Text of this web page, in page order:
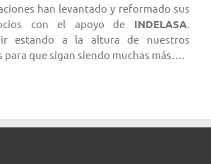
han levantado y reformado sus
con el apoyo de INDELASA
estando a la altura de nuestros
que sigan siendo muchas más….